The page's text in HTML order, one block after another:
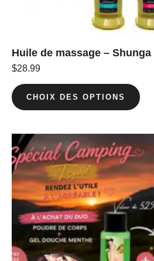
Huile de massage – Shunga
$28.99
CHOIX DES OPTIONS